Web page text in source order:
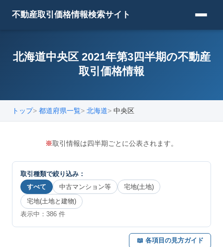
不動産取引価格情報検索サイト
北海道中央区 2021年第3四半期の不動産
取引価格情報
トップ 都道府県一覧 北海道 中央区
※取引情報は四半期ごとに公表されます。
取引種類で絞り込み：
すべて
中古マンション等
宅地(土地)
宅地(土地と建物)
表示中： 386 件
📖 各項目の見方ガイド